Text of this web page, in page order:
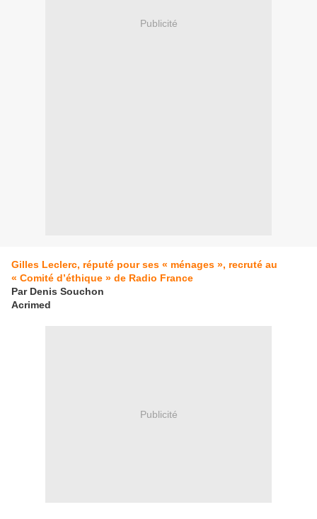
Publicité
Gilles Leclerc, réputé pour ses « ménages », recruté au
« Comité d’éthique » de Radio France
Par Denis Souchon
Acrimed
Publicité